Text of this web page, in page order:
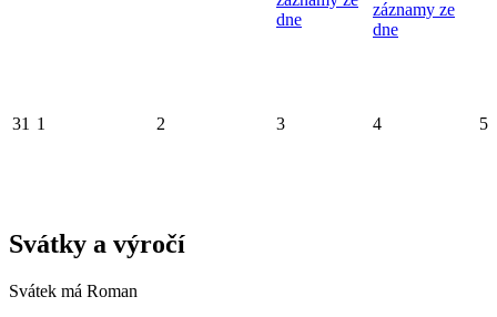
dne
záznamy ze
dne
31 1 2 3 4 5
Svátky a výročí
Svátek má Roman